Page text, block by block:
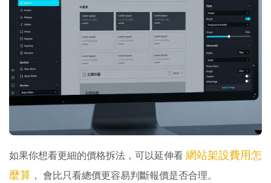
如果你想看更細的價格拆法，可以延伸看網站架設費用怎
麼算 ， 會比只看總價更容易判斷報價是否合理。